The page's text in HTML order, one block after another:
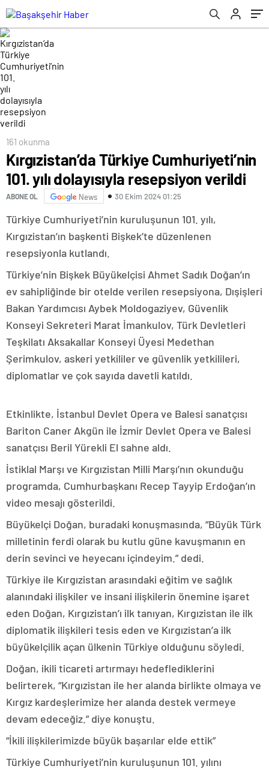
161 okunma
Kırgızistan’da Türkiye Cumhuriyeti’nin
101. yılı dolayısıyla resepsiyon verildi
ABONE OL News 30 Ekim 2024 01:25
Türkiye Cumhuriyeti’nin kuruluşunun 101. yılı,
Kırgızistan’ın başkenti Bişkek’te düzenlenen
resepsiyonla kutlandı.
Türkiye’nin Bişkek Büyükelçisi Ahmet Sadık Doğan’ın
ev sahipliğinde bir otelde verilen resepsiyona, Dışişleri
Bakan Yardımcısı Aybek Moldogaziyev, Güvenlik
Konseyi Sekreteri Marat İmankulov, Türk Devletleri
Teşkilatı Aksakallar Konseyi Üyesi Medethan
Şerimkulov, askeri yetkililer ve güvenlik yetkilileri,
diplomatlar ve çok sayıda davetli katıldı.
Etkinlikte, İstanbul Devlet Opera ve Balesi sanatçısı
Bariton Caner Akgün ile İzmir Devlet Opera ve Balesi
sanatçısı Beril Yürekli El sahne aldı.
İstiklal Marşı ve Kırgızistan Milli Marşı’nın okunduğu
programda, Cumhurbaşkanı Recep Tayyip Erdoğan’ın
video mesajı gösterildi.
Büyükelçi Doğan, buradaki konuşmasında, “Büyük Türk
milletinin ferdi olarak bu kutlu güne kavuşmanın en
derin sevinci ve heyecanı içindeyim.” dedi.
Türkiye ile Kırgızistan arasındaki eğitim ve sağlık
alanındaki ilişkiler ve insani ilişkilerin önemine işaret
eden Doğan, Kırgızistan’ı ilk tanıyan, Kırgızistan ile ilk
diplomatik ilişkileri tesis eden ve Kırgızistan’a ilk
büyükelçilik açan ülkenin Türkiye olduğunu söyledi.
Doğan, ikili ticareti artırmayı hedeflediklerini
belirterek, “Kırgızistan ile her alanda birlikte olmaya ve
Kırgız kardeşlerimize her alanda destek vermeye
devam edeceğiz.” diye konuştu.
“İkili ilişkilerimizde büyük başarılar elde ettik”
Türkiye Cumhuriyeti’nin kuruluşunun 101. yılını